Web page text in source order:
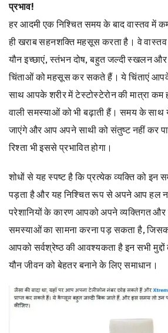
प्रभाव!
हर आदमी एक निश्चित समय के बाद वास्तव में
ही खराब सहनशक्ति महसूस करता है। वे
यौन इच्छाएं, स्तंभन दोष, बहुत जल्दी स्खलन
चिंताओं को महसूस कर सकते हैं। ये चिंताएं
साथ आपके शरीर में टेस्टोस्टेरोन की मात्रा कम
वाली समस्याओं को भी बढ़ाती हैं। समय के साथ
जाएंगे और आप अपने साथी को संतुष्ट नहीं कर
रिश्ता भी इससे प्रभावित होगा।
शोधों से यह स्पष्ट है कि प्रत्येक व्यक्ति को इन
पड़ता है और यह निश्चित रूप से अपने आप हल
परेशानियों के कारण आपको अपने व्यक्तिगत और
समस्याओं का सामना करना पड़ सकता है,
आपको सर्वश्रेष्ठ की आवश्यकता है इन सभी
यौन जीवन को बेहतर बनाने के लिए समाधान।